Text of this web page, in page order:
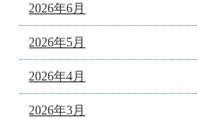
2026年6月
2026年5月
2026年4月
2026年3月